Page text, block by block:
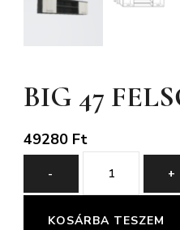
BIG 47
49280 Ft
-
47
FELSŐ
+
KOSÁRBA TESZEM